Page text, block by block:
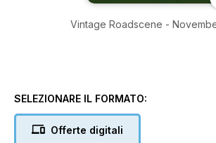
Vintage Roadscene -
SELEZIONARE IL FORMATO:
Offerte digitali